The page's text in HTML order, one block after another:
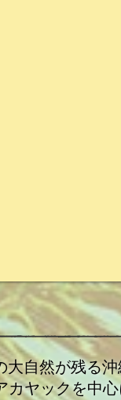
大自然が残る
カヤックを中